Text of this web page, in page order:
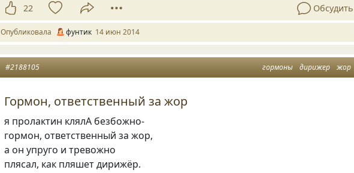
22 Обсудить
Опубликовала фунтик 14 июн 2014
гормоны дирижер жор
#2188105
Гормон, ответственный за жор
я пролактин клялА безбожно-
гормон, ответственный за жор,
а он упруго и тревожно
плясал, как пляшет дирижёр.